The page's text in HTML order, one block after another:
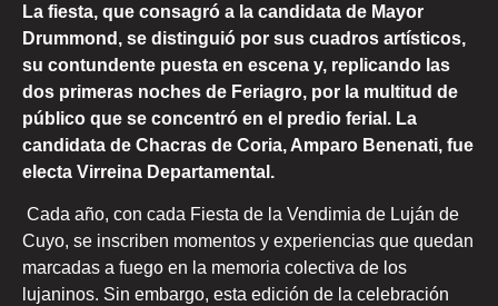
La fiesta, que consagró a la candidata de Mayor
Drummond, se distinguió por sus cuadros artísticos,
su contundente puesta en escena y, replicando las
dos primeras noches de Feriagro, por la multitud de
público que se concentró en el predio ferial. La
candidata de Chacras de Coria, Amparo Benenati, fue
electa Virreina Departamental.
Cada año, con cada Fiesta de la Vendimia de Luján de
Cuyo, se inscriben momentos y experiencias que quedan
marcadas a fuego en la memoria colectiva de los
lujaninos. Sin embargo, esta edición de la celebración